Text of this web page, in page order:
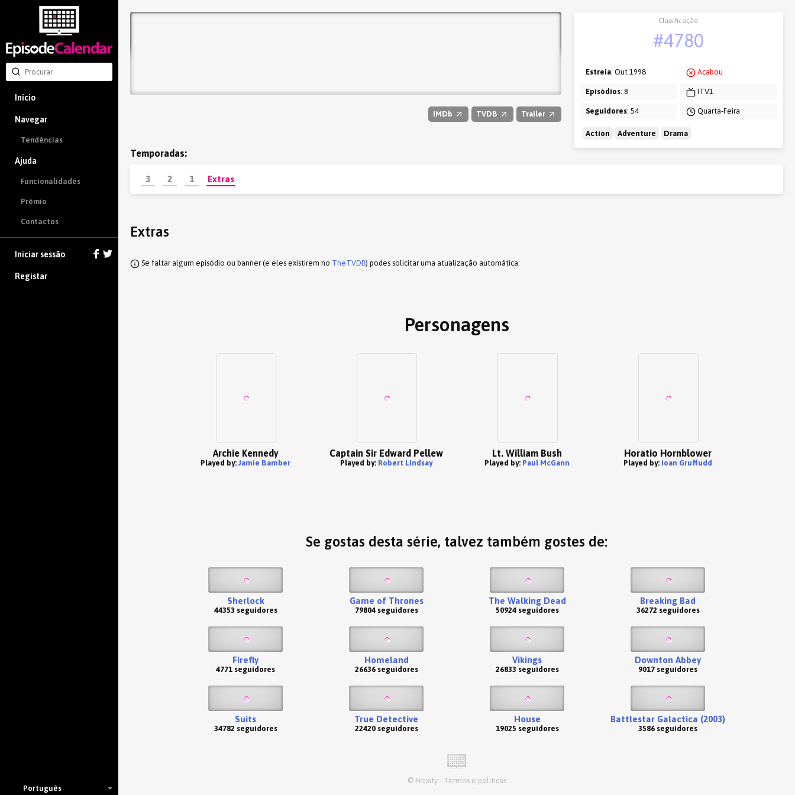
Início
Navegar
Tendências
Ajuda
Funcionalidades
Prêmio
Contactos
Iniciar sessão
Registar
Português
IMDb TVDB Trailer
Classificação
#4780
Estreia: Out 1998
Episódios: 8
Seguidores: 54
Acabou
ITV1
Quarta-Feira
Action Adventure Drama
Temporadas:
3 2 1 Extras
Extras
Se faltar algum episódio ou banner (e eles existirem no TheTVDB) podes solicitar uma atualização automática:
Personagens
Archie Kennedy
Played by:Jamie Bamber
Captain Sir Edward Pellew
Played by: Robert Lindsay
Lt. William Bush
Played by: Paul McGann
Horatio Hornblower
Played by: Ioan Gruffudd
Se gostas desta série, talvez também gostes de:
Sherlock
44353 seguidores
Game of Thrones
79804 seguidores
The Walking Dead
50924 seguidores
Breaking Bad
36272 seguidores
Firefly
4771 seguidores
Homeland
26636 seguidores
Vikings
26833 seguidores
Downton Abbey
9017 seguidores
Suits
34782 seguidores
True Detective
22420 seguidores
House
19025 seguidores
Battlestar Galactica (2003)
3586 seguidores
© Frexity- Termos e políticas